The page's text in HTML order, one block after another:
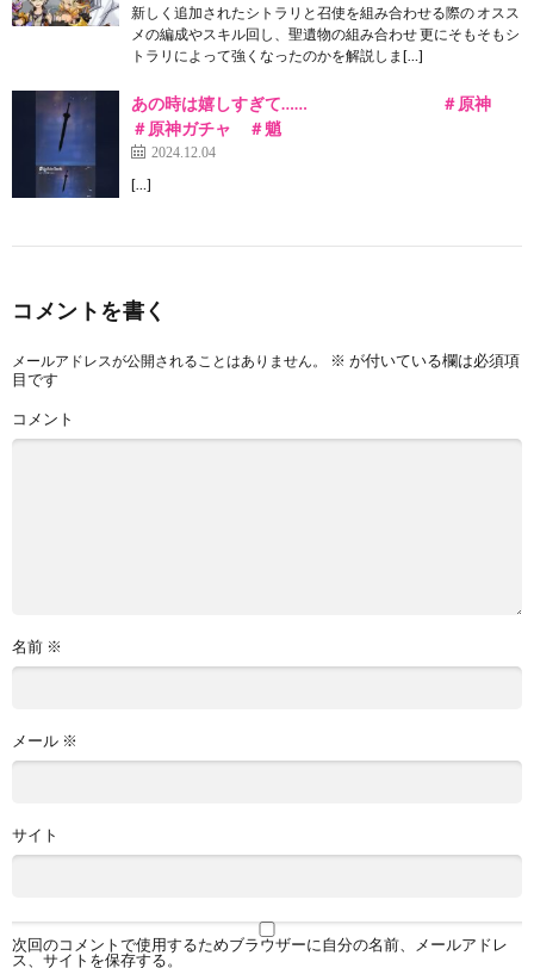
新しく追加されたシトラリと召使を組み合わせる際の オスス
メの編成やスキル回し、聖遺物の組み合わせ 更にそもそもシ
トラリによって強くなったのかを解説しま[…]
あの時は嬉しすぎて…… ＃原神
＃原神ガチャ ＃魈
2024.12.04
[…]
コメントを書く
メールアドレスが公開されることはありません。 ※ が付いている欄は必須項
目です
コメント
名前 ※
メール ※
サイト
次回のコメントで使用するためブラウザーに自分の名前、メールアドレ
ス、サイトを保存する。